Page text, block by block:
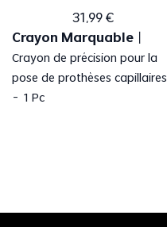
31 ,99 €
Crayon Marquable
Crayon de précision pour la
pose de prothèses capillaires
- 1 Pc